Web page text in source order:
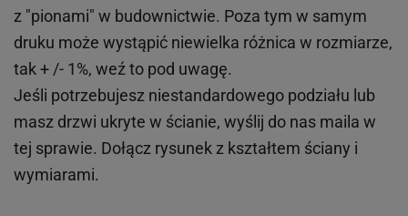
z "pionami" w budownictwie. Poza tym w samym
druku może wystąpić niewielka różnica w rozmiarze,
tak + /- 1%, weź to pod uwagę.
Jeśli potrzebujesz niestandardowego podziału lub
masz drzwi ukryte w ścianie, wyślij do nas maila w
tej sprawie. Dołącz rysunek z kształtem ściany i
wymiarami.